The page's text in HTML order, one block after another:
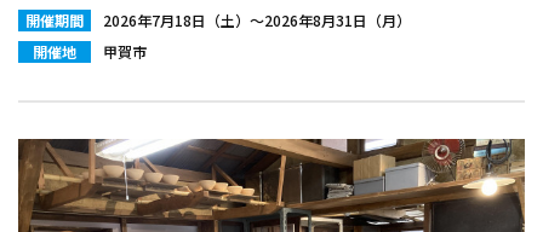
開催期間
2026年7月18日（土）〜2026年8月31日（月）
開催地
甲賀市